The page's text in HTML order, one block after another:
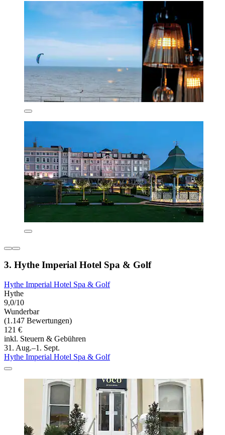
3. Hythe Imperial Hotel Spa & Golf
Hythe Imperial Hotel Spa & Golf
Hythe
9,0/10
Wunderbar
(1.147 Bewertungen)
121 €
inkl. Steuern & Gebühren
31. Aug.–1. Sept.
Hythe Imperial Hotel Spa & Golf